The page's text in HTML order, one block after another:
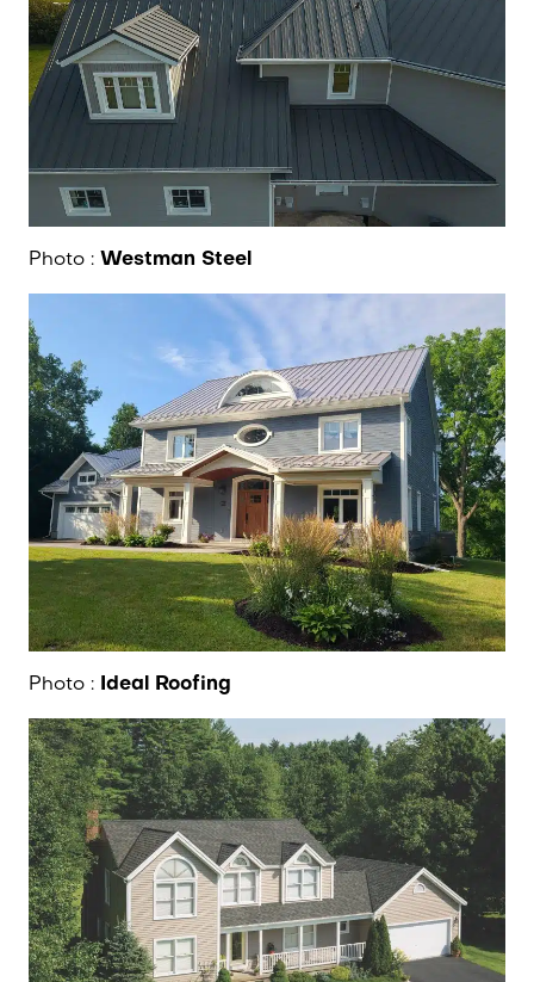
Photo : Westman Steel
Photo : Ideal Roofing